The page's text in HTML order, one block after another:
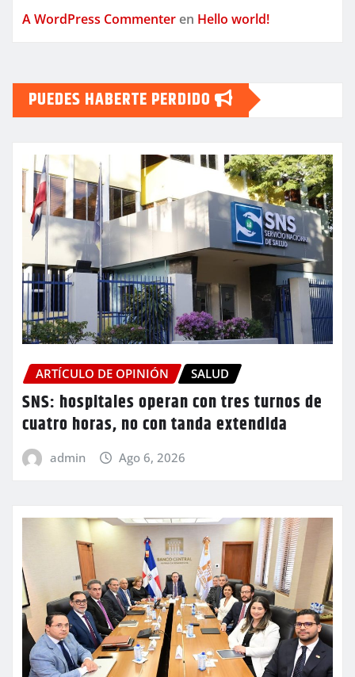
A WordPress Commenter en Hello world!
PUEDES HABERTE PERDIDO
ARTÍCULO DE OPINIÓN SALUD
SNS: hospitales operan con tres turnos de
cuatro horas, no con tanda extendida
admin Ago 6, 2026